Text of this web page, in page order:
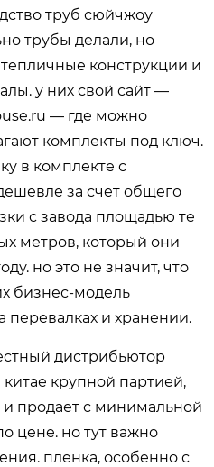
труб сюйчжоу
трубы делали, но
конструкции и
у них свой сайт —
— где можно
комплекты под ключ.
в комплекте с
за счет общего
с завода площадью те
метров, который они
но это не значит, что
бизнес-модель
перевалках и хранении.
дистрибьютор
китае крупной партией,
и продает с минимальной
цене. но тут важно
пленка, особенно с